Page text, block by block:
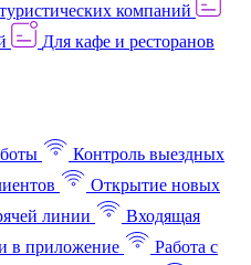
компаний
Для кафе и ресторанов
Контроль выездных
Открытие новых
линии
Входящая
в приложение
Работа с